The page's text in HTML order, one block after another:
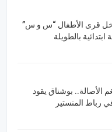
قرى الأطفال “س و س”
بالطويلة
الأصالة.. بوشناق يقود
رباط المنستير